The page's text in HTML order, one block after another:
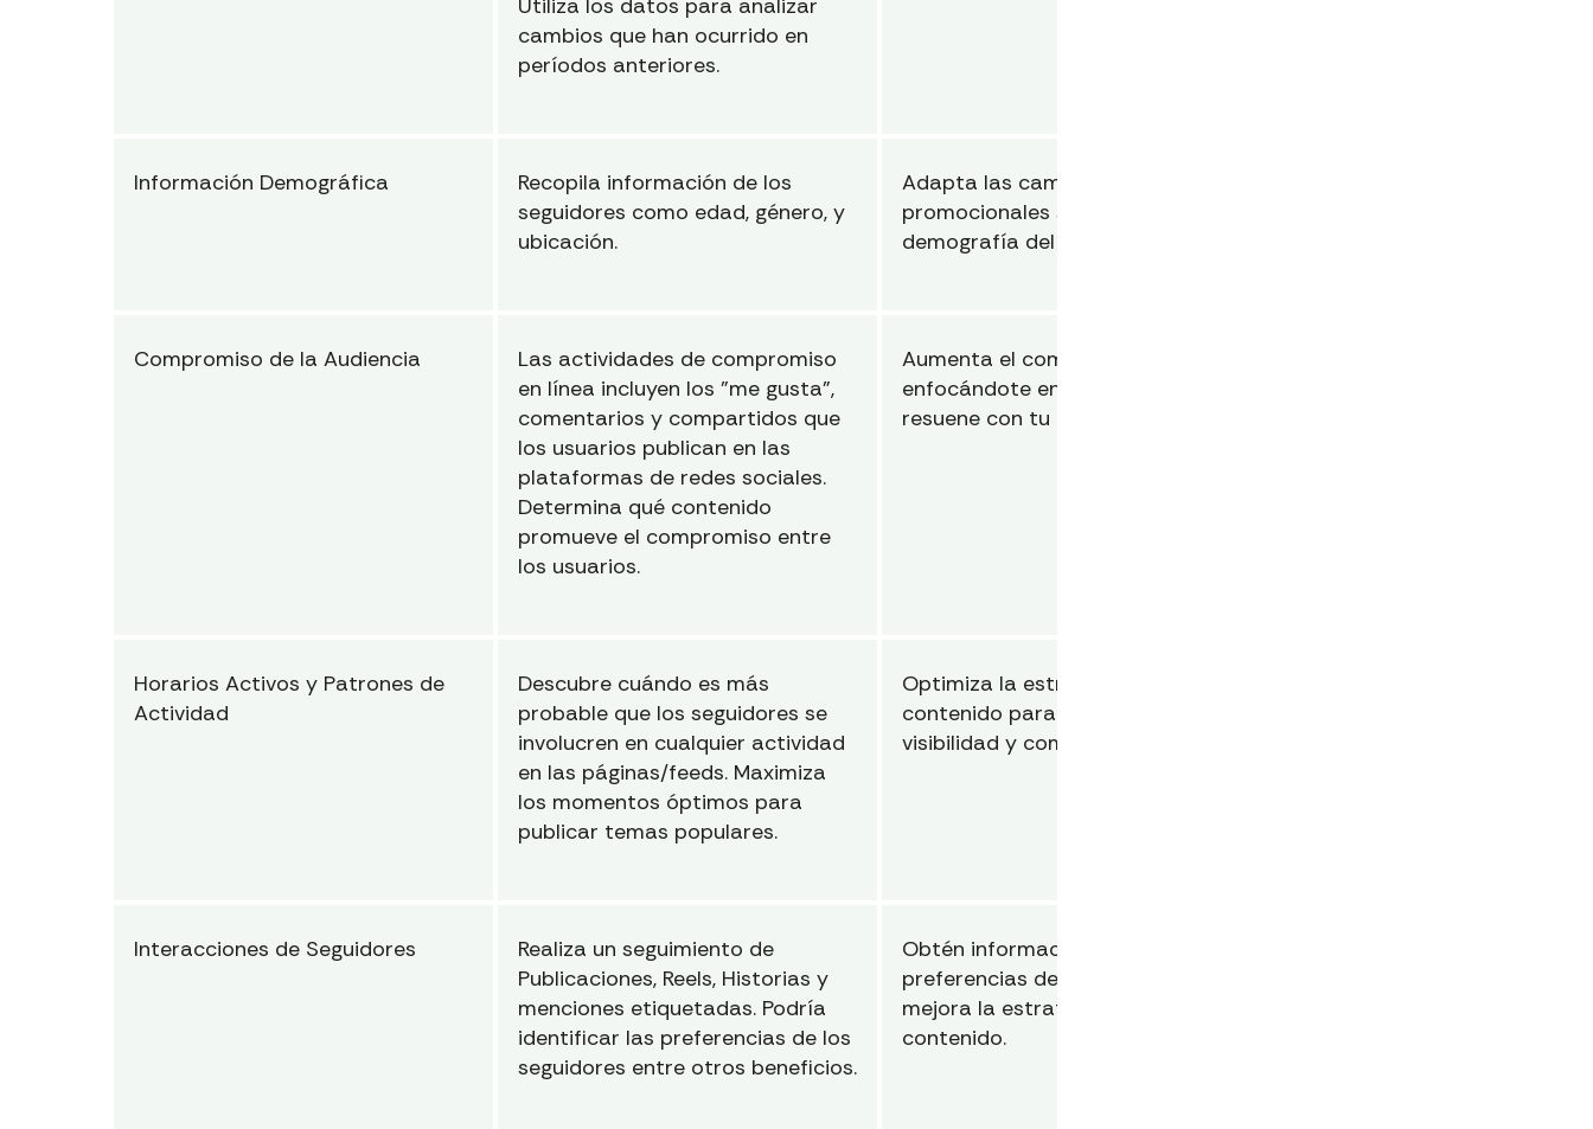
Utiliza los datos para analizar
cambios que han ocurrido en
períodos anteriores.
Información Demográfica
Recopila información de los
seguidores como edad, género, y
ubicación.
Adapta las campañas
promocionales según la
demografía del ámbito.
Compromiso de la Audiencia
Las actividades de compromiso
en línea incluyen los "me gusta",
comentarios y compartidos que
los usuarios publican en las
plataformas de redes sociales.
Determina qué contenido
promueve el compromiso entre
los usuarios.
Aumenta el compromiso
enfocándote en contenido que
resuene con tu audiencia.
Horarios Activos y Patrones de
Actividad
Descubre cuándo es más
probable que los seguidores se
involucren en cualquier actividad
en las páginas/feeds. Maximiza
los momentos óptimos para
publicar temas populares.
Optimiza la estrategia de
contenido para máxima
visibilidad y compromiso.
Interacciones de Seguidores
Realiza un seguimiento de
Publicaciones, Reels, Historias y
menciones etiquetadas. Podría
identificar las preferencias de los
seguidores entre otros beneficios.
Obtén información sobre las
preferencias de los seguidores y
mejora la estrategia de
contenido.